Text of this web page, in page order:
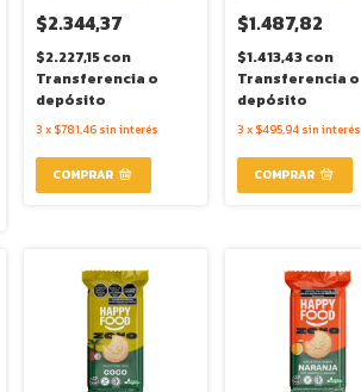
$2.344,37
$2.227,15con
Transferencia o
depósito
3 x $781,46 sin interés
$1.487,82
$1.413,43con
Transferencia o
depósito
3 x $495,94 sin interés